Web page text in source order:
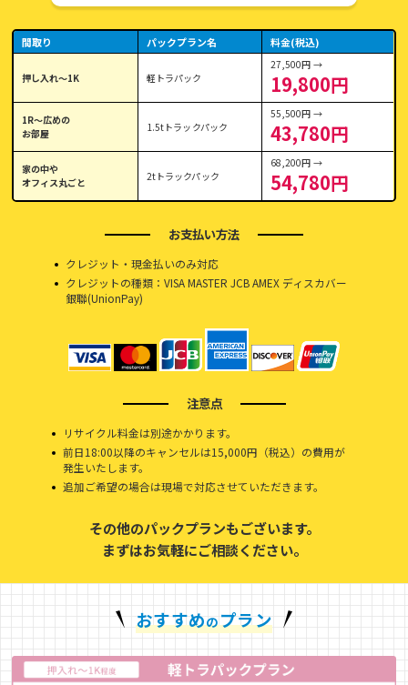
間取り パックプラン名 料金(税込)
押し入れ〜1K 軽トラパック
27,500円 →
19,800円
1R〜広めの
お部屋
1.5tトラックパック
55,500円 →
43,780円
家の中や
オフィス丸ごと
2tトラックパック
68,200円 →
54,780円
お支払い方法
クレジット・現金払いのみ対応
クレジットの種類：VISA MASTER JCB AMEX ディスカバー
銀聯(UnionPay)
注意点
リサイクル料金は別途かかります。
前日18:00以降のキャンセルは15,000円（税込）の費用が
発生いたします。
追加ご希望の場合は現場で対応させていただきます。
その他のパックプランもございます。
まずはお気軽にご相談ください。
おすすめのプラン